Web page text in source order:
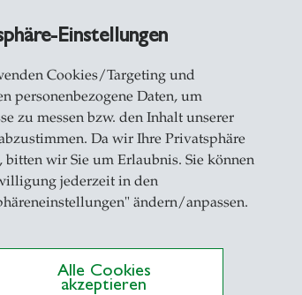
Einstellungen
Cookies/Targeting und
personenbezogene Daten, um
zu messen bzw. den Inhalt unserer
Da wir Ihre Privatsphäre
bitten wir Sie um Erlaubnis. Sie können
jederzeit in den
ändern/anpassen.
Alle Cookies
akzeptieren
und Gruppenarbeiten),